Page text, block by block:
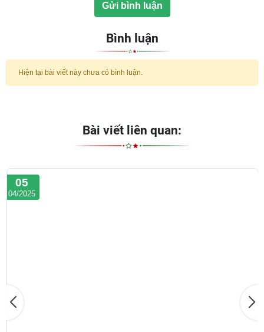
Gửi bình luận
Bình luận
Hiện tại bài viết này chưa có bình luận.
Bài viết liên quan:
05
04/2025